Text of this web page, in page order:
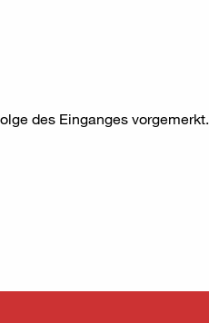
des Einganges vorgemerkt.